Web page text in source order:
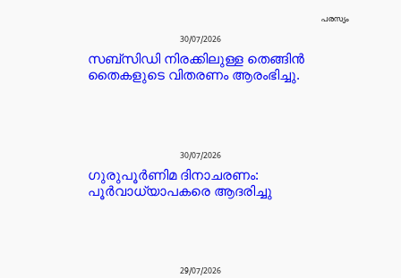
പരസ്യം
30/07/2026
സബ്സിഡി നിരക്കിലുള്ള തെങ്ങിൻ
തൈകളുടെ വിതരണം ആരംഭിച്ചു.
30/07/2026
ഗുരുപൂർണിമ ദിനാചരണം:
പൂർവാധ്യാപകരെ ആദരിച്ചു
29/07/2026